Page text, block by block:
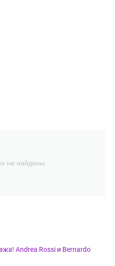
не найдены
Andrea Rossi и Bernardo